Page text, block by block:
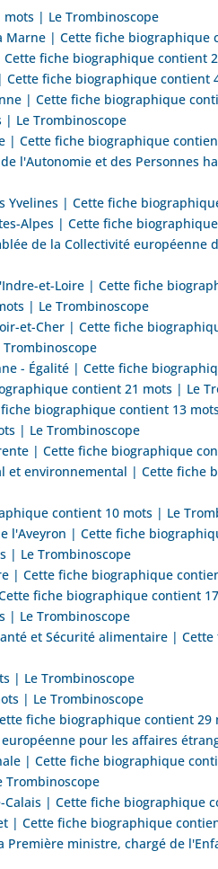
| Le Trombinoscope
| Cette fiche
fiche biographique contient
fiche biographique contient
| Cette fiche biographique
| Le Trombinoscope
| Cette fiche biographique
l'Autonomie et des Personnes
| Cette fiche
Alpes | Cette fiche
de la Collectivité
et-Loire | Cette fiche
| Le Trombinoscope
et-Cher | Cette fiche
- Égalité | Cette fiche
contient 21 mots | Le
biographique contient 13
| Le Trombinoscope
| Cette fiche biographique
et environnemental | Cette fiche
contient 10 mots | Le
l'Aveyron | Cette fiche
| Le Trombinoscope
| Cette fiche biographique
fiche biographique contient
| Le Trombinoscope
et Sécurité alimentaire |
| Le Trombinoscope
| Le Trombinoscope
fiche biographique contient
pour les affaires
| Cette fiche biographique
Trombinoscope
| Cette fiche biographique
| Cette fiche biographique
Première ministre, chargé de